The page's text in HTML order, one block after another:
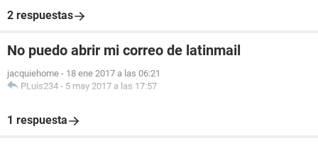
2 respuestas
No puedo abrir mi correo de latinmail
jacquiehome - 18 ene 2017 a las 06:21
PLuis234 - 5 may 2017 a las 17:57
1 respuesta